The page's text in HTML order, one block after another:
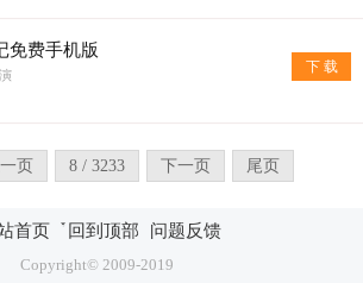
免费手机版
下 载
页 8 / 3233 下一页 尾页
首页 回到顶部 问题反馈
Copyright© 2009-2019